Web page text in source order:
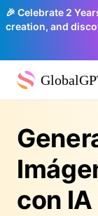
🎉 Celebrate 2
creation, and
con IA